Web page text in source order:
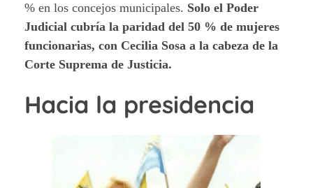
% en los concejos municipales. Solo el Poder
Judicial cubría la paridad del 50 % de mujeres
funcionarias, con Cecilia Sosa a la cabeza de la
Corte Suprema de Justicia.
Hacia la presidencia